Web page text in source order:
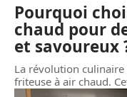
Pourquoi
chaud pour
et savoureux
La révolution
friteuse à air chaud.